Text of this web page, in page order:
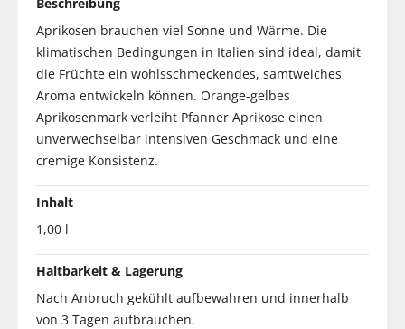
Aprikosen brauchen viel Sonne und Wärme. Die
klimatischen Bedingungen in Italien sind ideal, damit
die Früchte ein wohlsschmeckendes, samtweiches
Aroma entwickeln können. Orange-gelbes
Aprikosenmark verleiht Pfanner Aprikose einen
unverwechselbar intensiven Geschmack und eine
cremige Konsistenz.
Inhalt
1,00 l
Haltbarkeit & Lagerung
Nach Anbruch gekühlt aufbewahren und innerhalb
von 3 Tagen aufbrauchen.